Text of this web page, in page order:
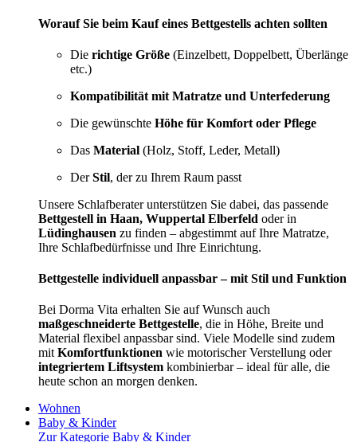
Worauf Sie beim Kauf eines Bettgestells achten sollten
Die richtige Größe (Einzelbett, Doppelbett, Überlänge
etc.)
Kompatibilität mit Matratze und Unterfederung
Die gewünschte Höhe für Komfort oder Pflege
Das Material (Holz, Stoff, Leder, Metall)
DerStil, der zu Ihrem Raum passt
Unsere Schlafberater unterstützen Sie dabei, das passende
Bettgestell in Haan, Wuppertal Elberfeld oder in
Lüdinghausen zu finden – abgestimmt auf Ihre Matratze,
Ihre Schlafbedürfnisse und Ihre Einrichtung.
Bettgestelle individuell anpassbar – mit Stil und Funktion
Bei Dorma Vita erhalten Sie auf Wunsch auch
maßgeschneiderte Bettgestelle, die in Höhe, Breite und
Material flexibel anpassbar sind. Viele Modelle sind zudem
mit Komfortfunktionen wie motorischer Verstellung oder
integriertem Liftsystem kombinierbar – ideal für alle, die
heute schon an morgen denken.
Wohnen
Baby & Kinder
Zur Kategorie Baby & Kinder